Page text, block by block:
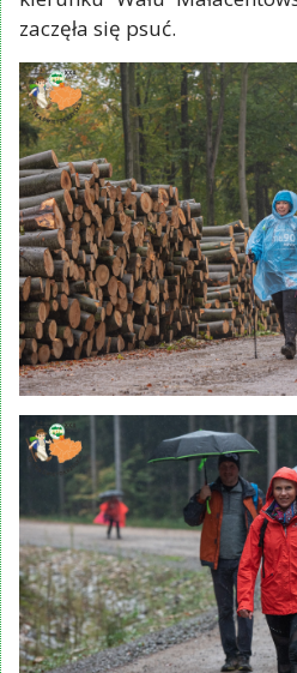
Po osiągnięciu szczytu
kierunku Wału
zaczęła się psuć.